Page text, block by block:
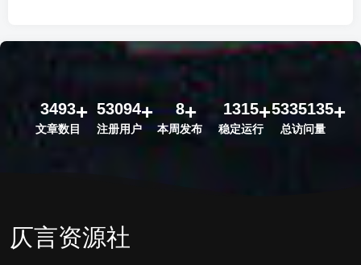
3493
文章数目
53094
注册用户
8
本周发布
1315
稳定运行
5335135
总访问量
仄言资源社